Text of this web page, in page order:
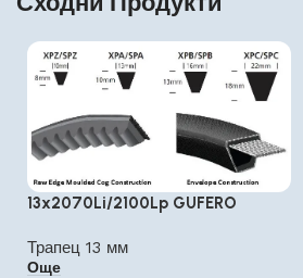
13x2070Li/2100Lp GUFERO
Трапец 13 мм
Още